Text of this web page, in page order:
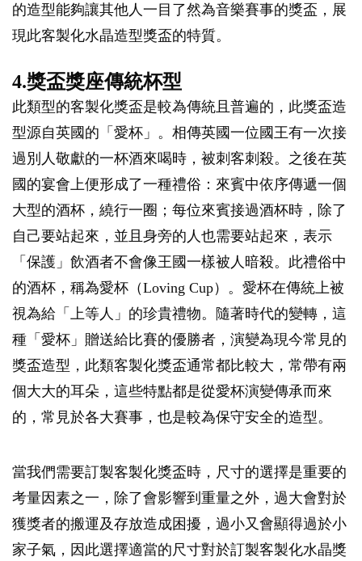
的造型能夠讓其他人一目了然為音樂賽事的獎盃，展
現此客製化水晶造型獎盃的特質。
4.獎盃獎座傳統杯型
此類型的客製化獎盃是較為傳統且普遍的，此獎盃造
型源自英國的「愛杯」。相傳英國一位國王有一次接
過別人敬獻的一杯酒來喝時，被刺客刺殺。之後在英
國的宴會上便形成了一種禮俗：來賓中依序傳遞一個
大型的酒杯，繞行一圈；每位來賓接過酒杯時，除了
自己要站起來，並且身旁的人也需要站起來，表示
「保護」飲酒者不會像王國一樣被人暗殺。此禮俗中
的酒杯，稱為愛杯（Loving Cup）。愛杯在傳統上被
視為給「上等人」的珍貴禮物。隨著時代的變轉，這
種「愛杯」贈送給比賽的優勝者，演變為現今常見的
獎盃造型，此類客製化獎盃通常都比較大，常帶有兩
個大大的耳朵，這些特點都是從愛杯演變傳承而來
的，常見於各大賽事，也是較為保守安全的造型。
當我們需要訂製客製化獎盃時，尺寸的選擇是重要的
考量因素之一，除了會影響到重量之外，過大會對於
獲獎者的搬運及存放造成困擾，過小又會顯得過於小
家子氣，因此選擇適當的尺寸對於訂製客製化水晶獎